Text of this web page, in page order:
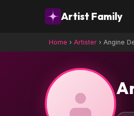
Artist Family
Home › Artister › Angine